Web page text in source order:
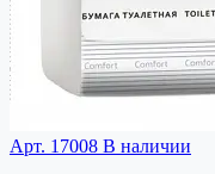
Арт. 17008 В наличии